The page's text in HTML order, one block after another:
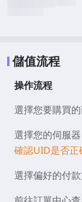
儲值流程
操作流程
選擇您要購買的
選擇您的伺服
確認UID是否正
選擇偏好的付款